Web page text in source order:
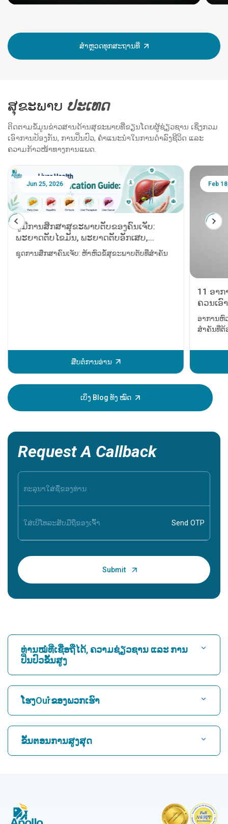
ສຳຫຼວດທຸກສະຖານທີ່
ສຸຂະພາບ ປະ​ເທດ
ຕິດຕາມຂໍ້ມູນຂ່າວສານດ້ານສຸຂະພາບທີ່ຂຽນໂດຍຜູ້ຊ່ຽວຊານ ເຊິ່ງກວມ
ເອົາການປ້ອງກັນ, ການປິ່ນປົວ, ຄຳແນະນຳໃນການດຳລົງຊີວິດ ແລະ
ຄວາມກ້າວໜ້າທາງການແພດ.
Jun 25, 2026
ຄູ່ມືການສຶກສາສຸຂະພາບຕັບຂອງຄົນເຈັບ:
ພະຍາດຕັບໄຂມັນ, ພະຍາດຕັບອັກເສບ,
ພະຍາດຕັບແຂງ, ​​ການຜ່າຕັດປ່ຽນຕັບ ແລະ
ມະເຮັງຕັບ
ຊຸດການສຶກສາຄົນເຈັບ: ຫ້າຫົວຂໍ້ສຸຂະພາບຕັບທີ່ສຳຄັນ
ສືບຕໍ່ການອ່ານ
Feb
11 ອາ
ຄວນເອົ
ອາການຫົ
ສຳຄັນທີ່ຕ້
ໄດ້ຮັບກາ
ຂອງການ
ສາມາດຊ່
ສະນັ້ນມັ
ອາການເ
ເບິ່ງ Blog ທັງ ໝົດ
Request A Callback
ທ່ານໝໍທີ່ເຊື່ອຖືໄດ້, ຄວາມຊ່ຽວຊານ ແລະ ການ
ປິ່ນປົວຂັ້ນສູງ
ຊອກຫາໂຮງ ໝໍ
ຊອກຫາແພດຫົວໃຈ
ຊອກຫາແພດຊ່ຽວຊານດ້ານກະດູກ
ໂຮງOurໍຂອງພວກເຮົາ
ໂຮງໝໍທີ່ດີທີ່ສຸດໃນ Greams Road, Chennai
ໂຮງໝໍທີ່ດີທີ່ສຸດໃນ Teynampet, Chennai
ຂັ້ນຕອນການສູງສຸດ
Laparoscopic Cholecystectomy